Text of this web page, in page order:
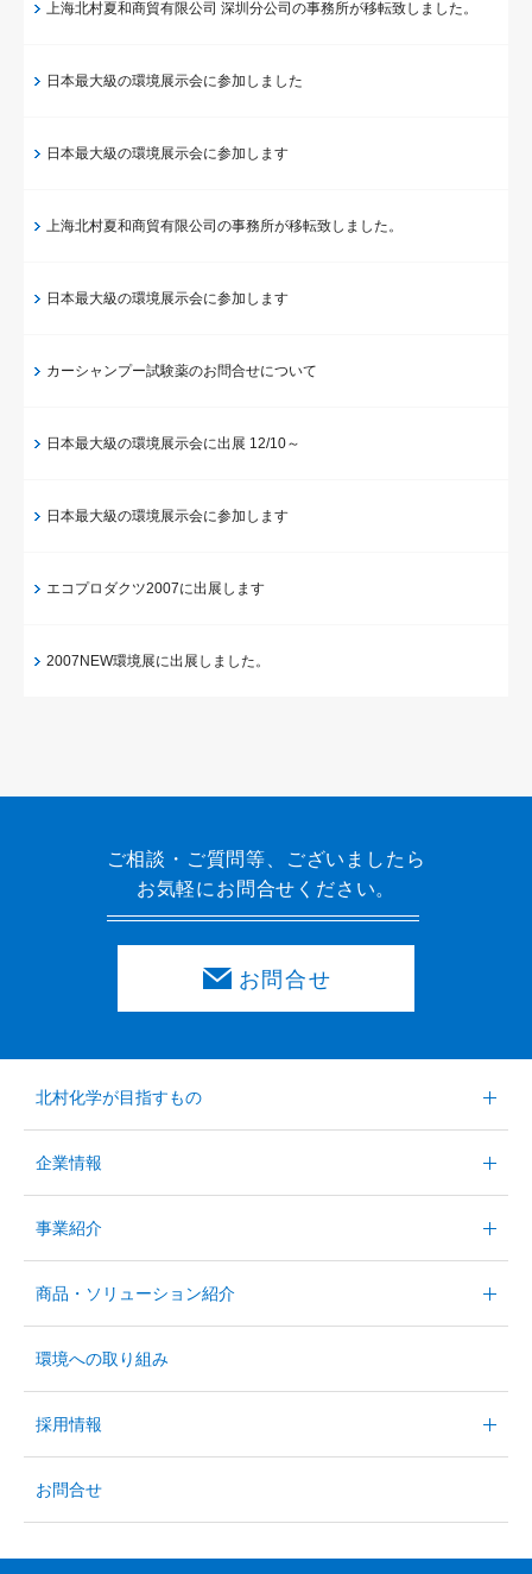
上海北村夏和商貿有限公司 深圳分公司の事務所が移転致しました。
日本最大級の環境展示会に参加しました
日本最大級の環境展示会に参加します
上海北村夏和商貿有限公司の事務所が移転致しました。
日本最大級の環境展示会に参加します
カーシャンプー試験薬のお問合せについて
日本最大級の環境展示会に出展 12/10～
日本最大級の環境展示会に参加します
エコプロダクツ2007に出展します
2007NEW環境展に出展しました。
ご相談・ご質問等、ございましたら
お気軽にお問合せください。
お問合せ
北村化学が目指すもの
企業情報
事業紹介
商品・ソリューション紹介
環境への取り組み
採用情報
お問合せ